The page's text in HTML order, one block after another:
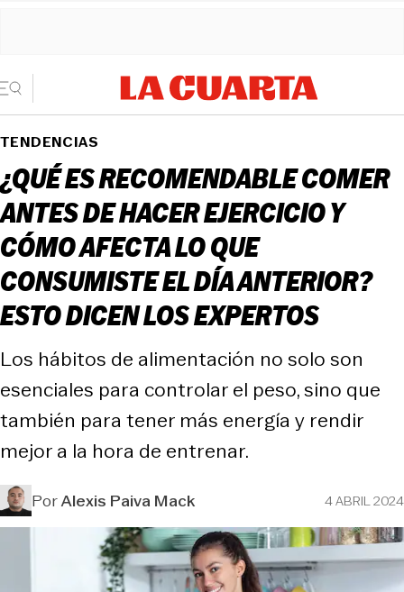
TENDENCIAS
¿QUÉ ES RECOMENDABLE COMER
ANTES DE HACER EJERCICIO Y
CÓMO AFECTA LO QUE
CONSUMISTE EL DÍA ANTERIOR?
ESTO DICEN LOS EXPERTOS
Los hábitos de alimentación no solo son
esenciales para controlar el peso, sino que
también para tener más energía y rendir
mejor a la hora de entrenar.
PorAlexis Paiva Mack 4 ABRIL 2024